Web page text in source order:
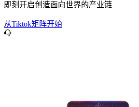
即刻开启创造面向世界的产业链
从Tiktok矩阵开始